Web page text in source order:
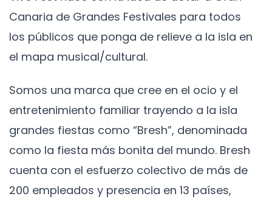
Canaria de Grandes Festivales para todos
los públicos que ponga de relieve a la isla en
el mapa musical/cultural.
Somos una marca que cree en el ocio y el
entretenimiento familiar trayendo a la isla
grandes fiestas como “Bresh”, denominada
como la fiesta más bonita del mundo. Bresh
cuenta con el esfuerzo colectivo de más de
200 empleados y presencia en 13 países,